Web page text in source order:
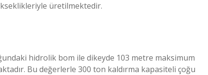
üretilmektedir.
hidrolik bom ile dikeyde 103 metre maksimum
Bu değerlerle 300 ton kaldırma kapasiteli çoğu